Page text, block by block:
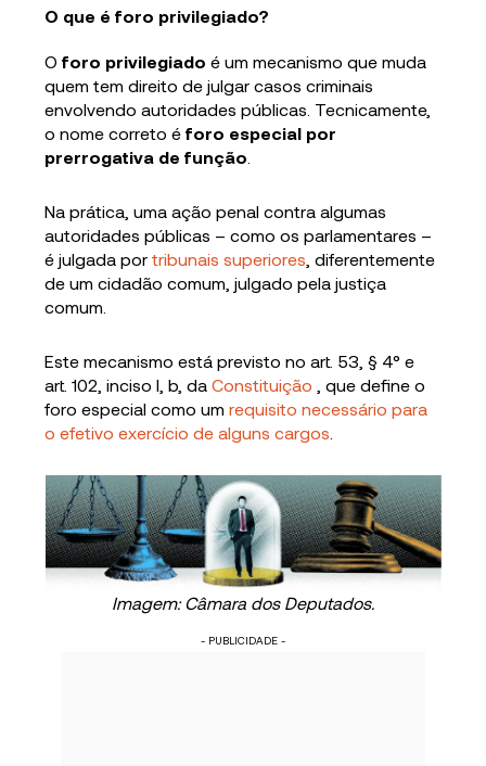
O que é foro privilegiado?
Oforo privilegiado é um mecanismo que muda
quem tem direito de julgar casos criminais
envolvendo autoridades públicas. Tecnicamente,
o nome correto éforo especial por
prerrogativa de função
Na prática, uma ação penal contra algumas
autoridades públicas – como os parlamentares –
é julgada portribunais superiores , diferentemente
de um cidadão comum, julgado pela justiça
comum.
Este mecanismo está previsto no art. 53, § 4° e
art. 102, inciso I, b, daConstituição , que define o
foro especial como umrequisito necessário para
o efetivo exercício de alguns cargos
Imagem: Câmara dos Deputados.
- PUBLICIDADE -